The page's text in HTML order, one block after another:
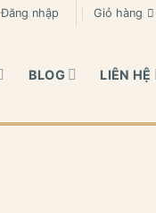
Đăng nhập Giỏ hàng
BLOG LIÊN HỆ